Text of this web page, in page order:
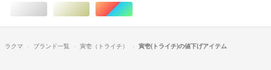
シルバー/銀色系ゴールド/金色系マルチカラー
ラクマ ブランド一覧 寅壱（トライチ） 寅壱(トライチ)の値下げアイテム